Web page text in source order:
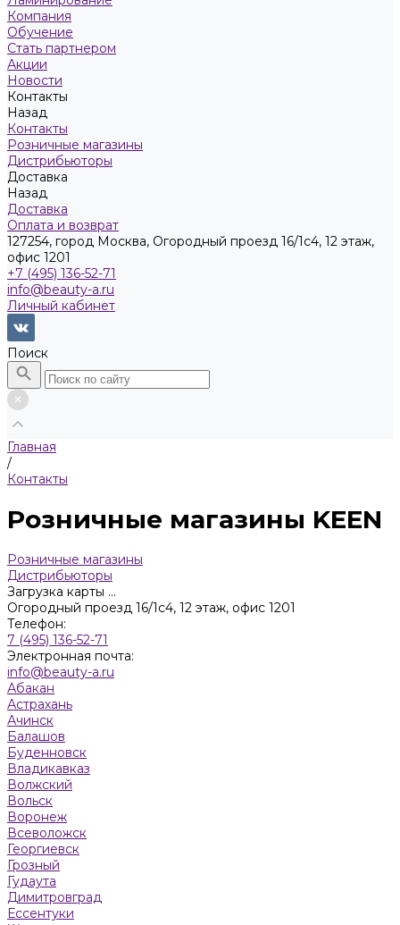
Компания
Обучение
Стать партнером
Акции
Новости
Контакты
Назад
Контакты
Розничные магазины
Дистрибьюторы
Доставка
Назад
Доставка
Оплата и возврат
127254, город Москва, Огородный проезд 16/1с4, 12 этаж,
офис 1201
+7 (495) 136-52-71
info@beauty-a.ru
Личный кабинет
Поиск
Главная
/
Контакты
Розничные магазины KEEN
Розничные магазины
Дистрибьюторы
Загрузка карты ...
Огородный проезд 16/1с4, 12 этаж, офис 1201
Телефон:
7 (495) 136-52-71
Электронная почта:
info@beauty-a.ru
Абакан
Астрахань
Ачинск
Балашов
Буденновск
Владикавказ
Волжский
Вольск
Воронеж
Всеволожск
Георгиевск
Грозный
Гудаута
Димитровград
Ессентуки